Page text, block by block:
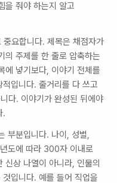
을 줘야 하는지 알고
요합니다. 제목은 채점자가
의 주제를 한 줄로 압축하는
에 넣기보다, 이야기 전체를
입니다. 줄거리를 다 쓰고
다. 이야기가 완성된 뒤에야
.
부분입니다. 나이, 성별,
도에 따라 300자 이내로
신상 나열이 아니라, 인물의
입니다. 예를 들어 직업을